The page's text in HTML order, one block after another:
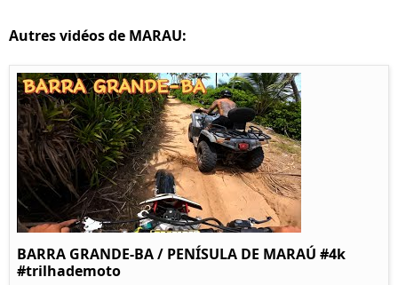
Autres vidéos de MARAU:
BARRA GRANDE-BA / PENÍSULA DE MARAÚ #4k
#trilhademoto